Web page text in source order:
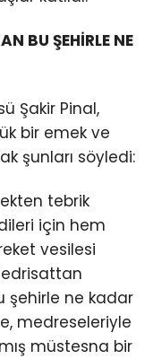
BU ŞEHİRLE NE
Şakir Pinal,
bir emek ve
şunları söyledi:
tebrik
için hem
vesilesi
şehirle ne kadar
medreseleriyle
müstesna bir